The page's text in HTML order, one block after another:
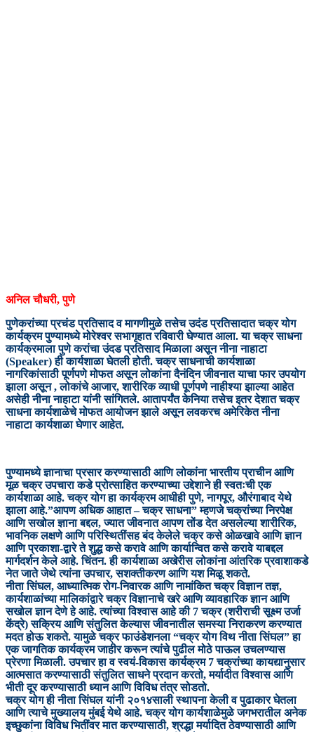
अनिल चौधरी, पुणे
पुणेकरांच्या प्रचंड प्रतिसाद व मागणीमुळे तसेच उदंड प्रतिसादात चक्र योग
कार्यक्रम पुण्यामध्ये मोरेश्वर सभागृहात रविवारी घेण्यात आला. या चक्र साधना
कार्यक्रमाला पुणे करांचा उंदड प्रतिसाद मिळाला असून नीना नाहाटा
(Speaker) ही कार्यशाळा घेतली होती. चक्र साधनाची कार्यशाळा
नागरिकांसाठी पूर्णपणे मोफत असून लोकांना दैनंदिन जीवनात याचा फार उपयोग
झाला असून , लोकांचे आजार, शारीरिक व्याधी पूर्णपणे नाहीश्या झाल्या आहेत
असेही नीना नाहाटा यांनी सांगितले. आतापर्यंत केनिया तसेच इतर देशात चक्र
साधना कार्यशाळेचे मोफत आयोजन झाले असून लवकरच अमेरिकेत नीना
नाहाटा कार्यशाळा घेणार आहेत.
पुण्यामध्ये ज्ञानाचा प्रसार करण्यासाठी आणि लोकांना भारतीय प्राचीन आणि
मूळ चक्र उपचारा कडे प्रोत्साहित करण्याच्या उद्देशाने ही स्वतःची एक
कार्यशाळा आहे. चक्र योग हा कार्यक्रम आधीही पुणे, नागपूर, औरंगाबाद येथे
झाला आहे.”आपण अधिक आहात – चक्र साधना” म्हणजे चक्रांच्या निरपेक्ष
आणि सखोल ज्ञाना बद्दल, ज्यात जीवनात आपण तोंड देत असलेल्या शारीरिक,
भावनिक लक्षणे आणि परिस्थितींसह बंद केलेले चक्र कसे ओळखावे आणि ज्ञान
आणि प्रकाशा-द्वारे ते शुद्ध कसे करावे आणि कार्यान्वित कसे करावे याबद्दल
मार्गदर्शन केले आहे. चिंतन. ही कार्यशाळा अखेरीस लोकांना आंतरिक प्रवाशाकडे
नेत जाते जेथे त्यांना उपचार, सशक्तीकरण आणि यश मिळू शकते.
नीता सिंघल, आध्यात्मिक रोग-निवारक आणि नामांकित चक्र विज्ञान तज्ञ,
कार्यशाळांच्या मालिकांद्वारे चक्र विज्ञानाचे खरे आणि व्यावहारिक ज्ञान आणि
सखोल ज्ञान देणे हे आहे. त्यांच्या विश्वास आहे की 7 चक्र (शरीराची सूक्ष्म उर्जा
केंद्रे) सक्रिय आणि संतुलित केल्यास जीवनातील समस्या निराकरण करण्यात
मदत होऊ शकते. यामुळे चक्र फाउंडेशनला “चक्र योग विथ नीता सिंघल” हा
एक जागतिक कार्यक्रम जाहीर करून त्यांचे पुढील मोठे पाऊल उचलण्यास
प्रेरणा मिळाली. उपचार हा व स्वयं-विकास कार्यक्रम 7 चक्रांच्या कायद्यानुसार
आत्मसात करण्यासाठी संतुलित साधने प्रदान करतो, मर्यादीत विश्वास आणि
भीती दूर करण्यासाठी ध्यान आणि विविध तंत्र सोडतो.
चक्र योग ही नीता सिंघल यांनी २०१४साली स्थापना केली व पुढाकार घेतला
आणि त्याचे मुख्यालय मुंबई येथे आहे. चक्र योग कार्यशाळेमुळे जगभरातील अनेक
इच्छुकांना विविध भितींवर मात करण्यासाठी, श्रद्धा मर्यादित ठेवण्यासाठी आणि